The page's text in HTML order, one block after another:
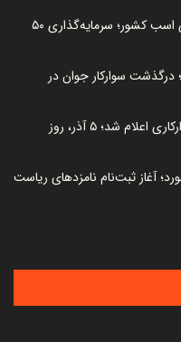
یزد در مسیر تبدیل‌شدن به قطب گردشگری اسب کشور؛ سرمایه‌گذاری ۵۰
سوارکار جوان در
زمان رونمایی از رئیس جدید فدراسیون سوارکاری اعلام شد؛ ۵ آذر، روز
آغاز ثبت‌نام نامزدهای ریاست